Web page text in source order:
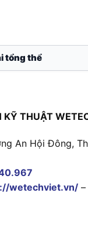
tổng thể
KỸ THUẬT
An Hội Đông,
wetechviet.vn/ –